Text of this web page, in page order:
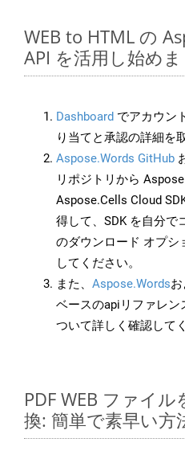
WEB to HTML の
API を活用し始め
Dashboard でアカウン
り当てと承認の詳細を
Aspose.Words GitHub
リポジトリから
Aspose.Cells Cloud
得して、SDK を自分で
のダウンロード オプシ
してください。
また、 Aspose.Words
ベースのapiリファレ
ついて詳しく確認して
PDF WEB ファイ
換: 簡単で素早い方